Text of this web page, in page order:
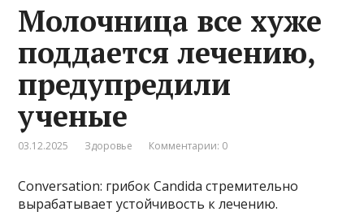
Молочница все хуже
поддается лечению,
предупредили
ученые
03.12.2025 Здоровье Комментарии: 0
Conversation: грибок Candida стремительно
вырабатывает устойчивость к лечению.